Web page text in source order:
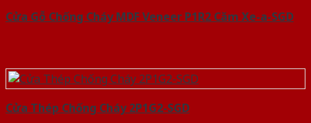
Cửa Gỗ Chống Cháy MDF Veneer P1R2 Căm Xe-a-SGD
Cửa Thép Chống Cháy 2P1G2-SGD